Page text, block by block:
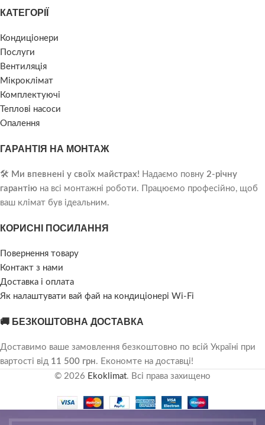
КАТЕГОРІЇ
Кондиціонери
Послуги
Вентиляція
Мікроклімат
Комплектуючі
Теплові насоси
Опалення
ГАРАНТІЯ НА МОНТАЖ
🛠️ Ми впевнені у своїх майстрах! Надаємо повну 2-річну
гарантію на всі монтажні роботи. Працюємо професійно, щоб
ваш клімат був ідеальним.
КОРИСНІ ПОСИЛАННЯ
Повернення товару
Контакт з нами
Доставка і оплата
Як налаштувати вай фай на кондиціонері Wi-Fi
🚚 БЕЗКОШТОВНА ДОСТАВКА
Доставимо ваше замовлення безкоштовно по всій Україні при
вартості від 11 500 грн. Економте на доставці!
© 2026 Ekoklimat. Всі права захищено